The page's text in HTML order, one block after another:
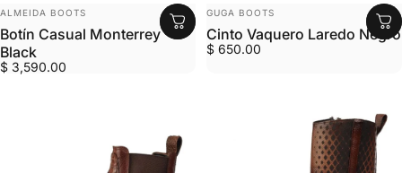
MARCA:
ALMEIDA BOOTS
Botín Casual Monterrey
Black
$ 3,590.00
MARCA:
GUGA BOOTS
Cinto Vaquero Laredo Negro
$ 650.00